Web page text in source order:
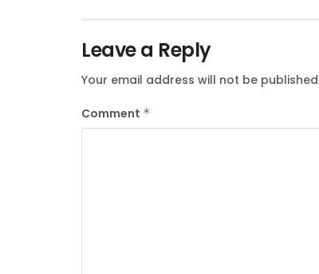
Leave a Reply
Your email address will not be
Comment *